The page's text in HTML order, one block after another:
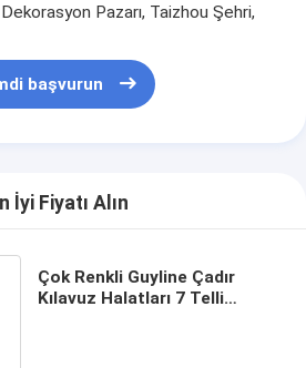
Pazarı, Taizhou Şehri,
başvurun
İyi Fiyatı Alın
Çok Renkli Guyline Çadır
Kılavuz Halatları 7 Telli